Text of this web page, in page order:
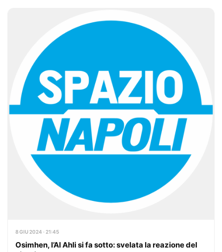
8 GIU 2024 · 21:45
Osimhen, l’Al Ahli si fa sotto: svelata la reazione del